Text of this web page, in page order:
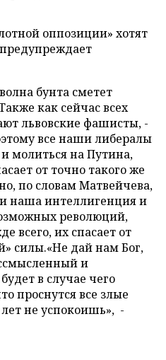
оппозиции» хотят
предупреждает
бунта сметет
как сейчас всех
львовские фашисты, -
все наши либералы
молиться на Путина,
от точно такого же
по словам Матвейчева,
наша интеллигенция и
революций,
всего, их спасает от
силы.«Не дай нам Бог,
и
в случае чего
проснутся все злые
не успокоишь», -